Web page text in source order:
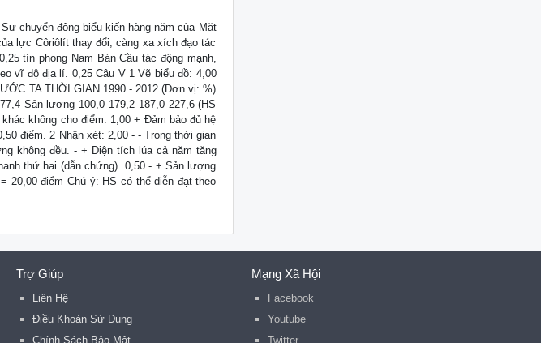
chuyển động biểu kiến hàng năm của Mặt
lực Côriôlít thay đổi, càng xa xích đạo tác
tín phong Nam Bán Cầu tác động mạnh,
vĩ độ địa lí. 0,25 Câu V 1 Vẽ biểu đồ: 4,00
TA THỜI GIAN 1990 - 2012 (Đơn vị: %)
Sản lượng 100,0 179,2 187,0 227,6 (HS
không cho điểm. 1,00 + Đảm bảo đủ hệ
điểm. 2 Nhận xét: 2,00 - - Trong thời gian
không đều. - + Diện tích lúa cả năm tăng
thứ hai (dẫn chứng). 0,50 - + Sản lượng
20,00 điểm Chú ý: HS có thể diễn đạt theo
Trợ Giúp
Liên Hệ
Điều Khoản Sử Dụng
Chính Sách Bảo Mật
Mạng Xã Hội
Facebook
Youtube
Twitter